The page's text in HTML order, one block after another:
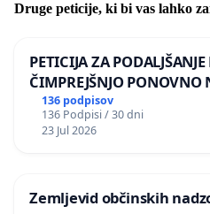
Druge peticije, ki bi vas lahko
PETICIJA ZA
ČIMPREJŠNJO PONOVNO
BERNARDA ŠRAJNERJA
REPUBLIKE SLOVENIJE V
136 podpisov
136 Podpisi / 30 dni
23 Jul 2026
Zemljevid občinskih